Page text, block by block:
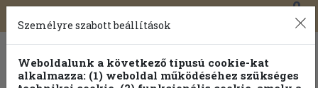
Toggle
navigation
0
Személyre szabott beállítások
Weboldalunk a következő típusú cookie-kat
alkalmazza: (1) weboldal működéséhez szükséges